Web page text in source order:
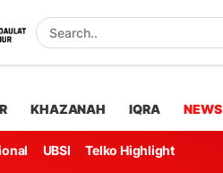
KHAZANAH IQRA NEWS
UBSI Telko Highlight